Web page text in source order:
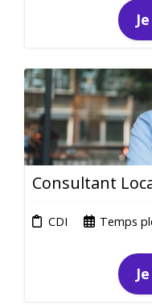
Consultant
CDI Temps